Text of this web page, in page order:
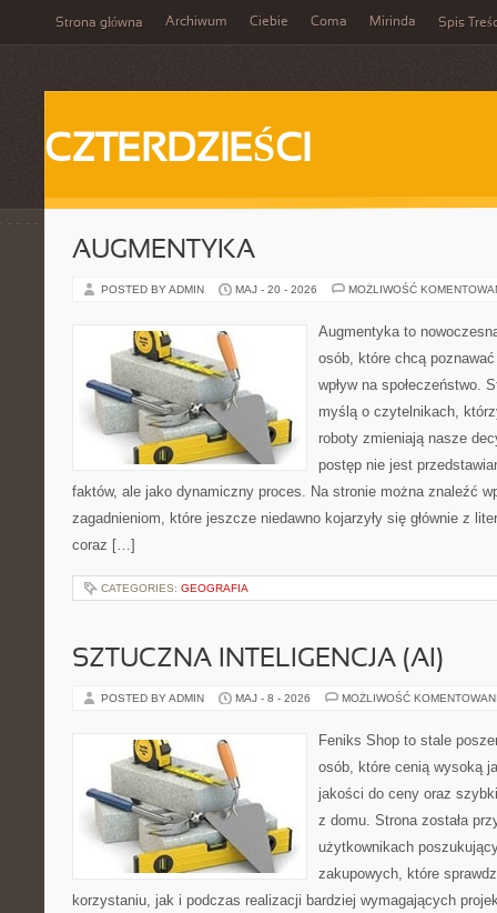
Strona główna Archiwum Ciebie Coma Mirinda Spis
CZTERDZIEŚCI
AUGMENTYKA
POSTED BY ADMIN MAJ - 20 - 2026 MOŻLIWOŚĆ
Augmentyka to
osób, które chcą
wpływ na społeczeństwo.
myślą o czytelnikach,
roboty zmieniają nasze
postęp nie jest
faktów, ale jako dynamiczny proces. Na stronie można znaleźć
zagadnieniom, które jeszcze niedawno kojarzyły się głównie z
coraz […]
CATEGORIES: GEOGRAFIA
SZTUCZNA INTELIGENCJA (AI)
POSTED BY ADMIN MAJ - 8 - 2026 MOŻLIWOŚĆ
Feniks Shop to stale
osób, które cenią wysoką
jakości do ceny oraz
z domu. Strona została
użytkownikach
zakupowych, które
korzystaniu, jak i podczas realizacji bardziej wymagających